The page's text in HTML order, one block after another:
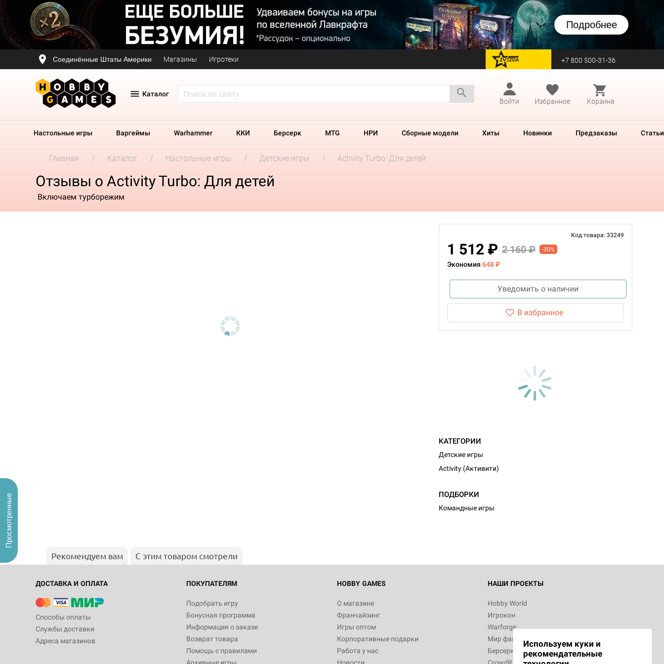
Подробнее
Соединённые Штаты Америки Магазины Игротеки перейти на Zvezda +7 800 500-31-36
Каталог
Войти
Избранное Корзина
Настольные игры Варгеймы Warhammer ККИ Берсерк MTG НРИ Сборные модели Хиты Новинки Предзаказы Статьи
Главная Каталог Настольные игры Детские игры Activity Turbo: Для детей
Отзывы о Activity Turbo: Для детей
Включаем турборежим
Код товара: 33249
1 512 ₽ 2 160 ₽ -30%
Экономия 648 ₽
Уведомить о наличии
В избранное
КАТЕГОРИИ
Детские игры
Activity (Активити)
ПОДБОРКИ
Командные игры
Рекомендуем вам С этим товаром смотрели
ДОСТАВКА И ОПЛАТА
Способы оплаты
Службы доставки
Адреса магазинов
ПОКУПАТЕЛЯМ
Подобрать игру
Бонусная программа
Информация о заказе
Возврат товара
Помощь с правилами
HOBBY GAMES
О магазине
Франчайзинг
Игры оптом
Корпоративные подарки
Работа у нас
НАШИ ПРОЕКТЫ
Hobby World
Игрокон
Warforge
Мир фантастики
Берсерк
Используем куки и
рекомендательные
Просмотренные
Настольная игра Hobby World Монстры
Белая смерть
12 990
Настольная игра Hobby World Берсерк.
3 490